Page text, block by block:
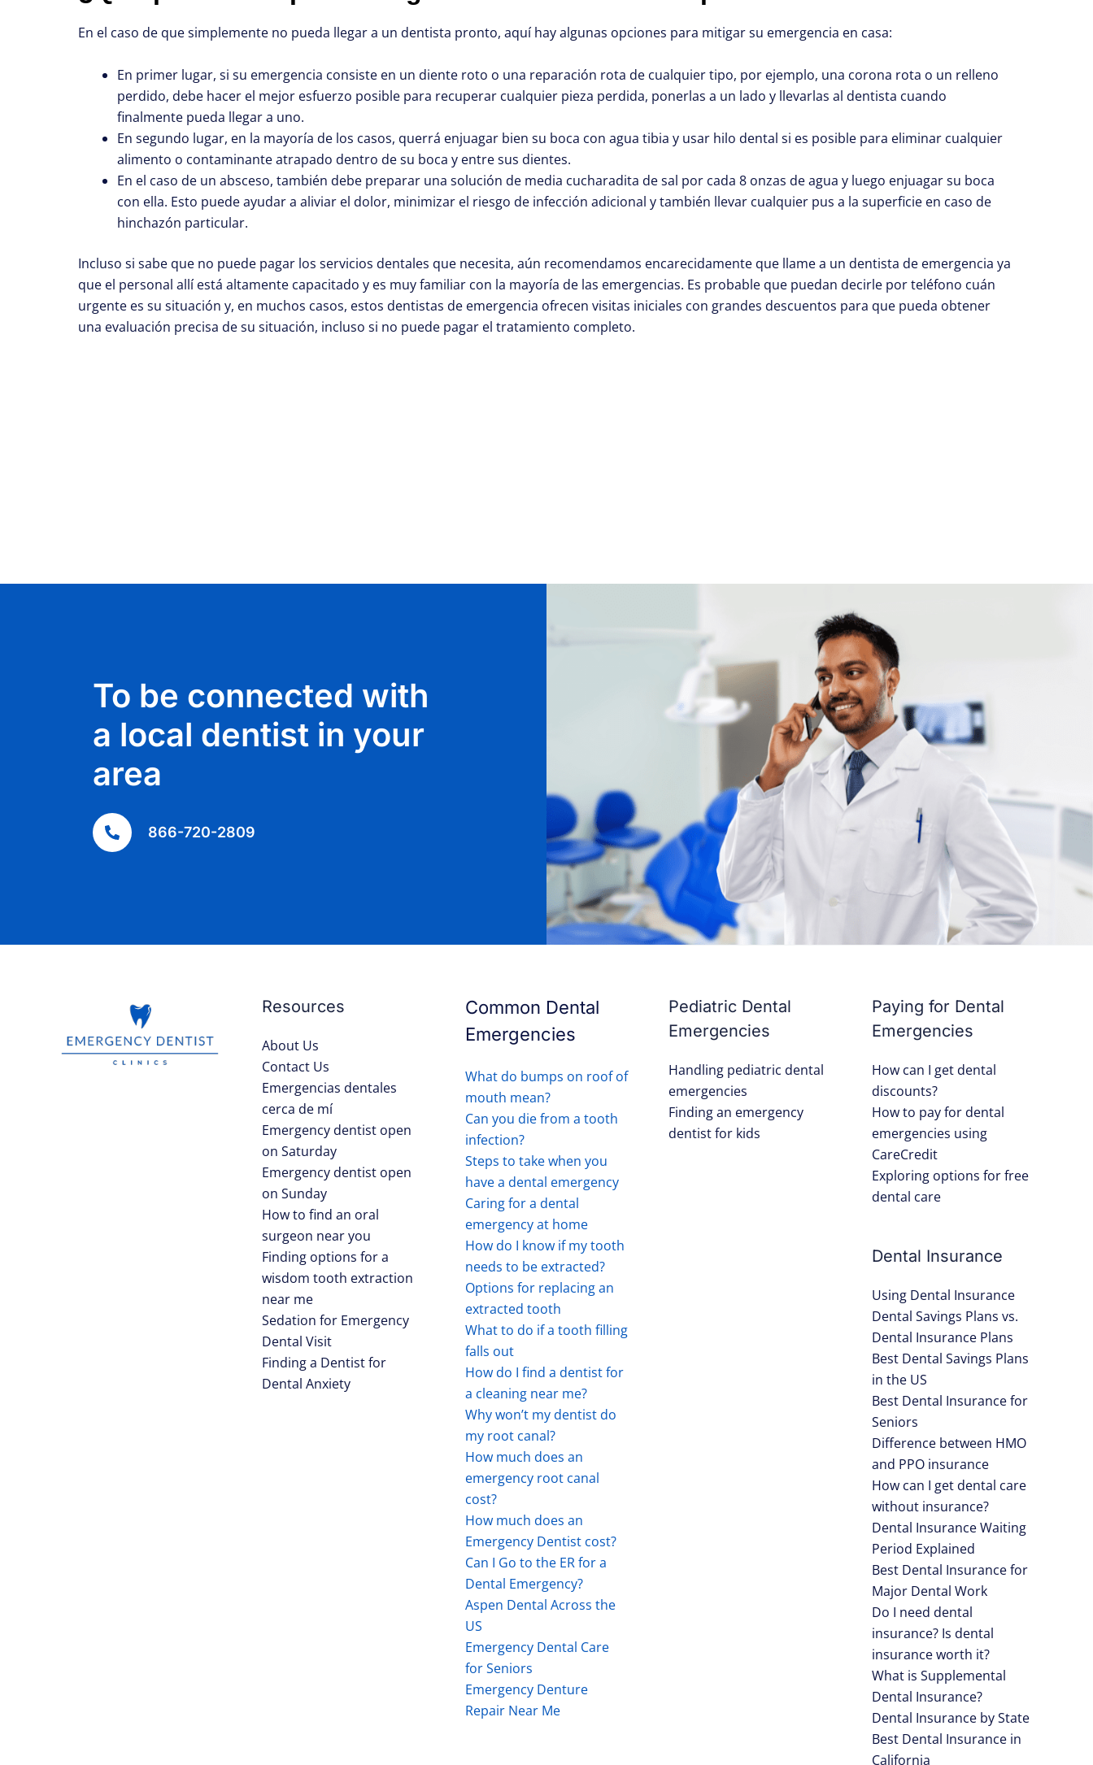
En el caso de que simplemente no pueda llegar a un dentista pronto, aquí hay algunas opciones para mitigar su emergencia en casa:
En primer lugar, si su emergencia consiste en un diente roto o una reparación rota de cualquier tipo, por ejemplo, una corona rota o un relleno
perdido, debe hacer el mejor esfuerzo posible para recuperar cualquier pieza perdida, ponerlas a un lado y llevarlas al dentista cuando
finalmente pueda llegar a uno.
En segundo lugar, en la mayoría de los casos, querrá enjuagar bien su boca con agua tibia y usar hilo dental si es posible para eliminar cualquier
alimento o contaminante atrapado dentro de su boca y entre sus dientes.
En el caso de un absceso, también debe preparar una solución de media cucharadita de sal por cada 8 onzas de agua y luego enjuagar su boca
con ella. Esto puede ayudar a aliviar el dolor, minimizar el riesgo de infección adicional y también llevar cualquier pus a la superficie en caso de
hinchazón particular.
Incluso si sabe que no puede pagar los servicios dentales que necesita, aún recomendamos encarecidamente que llame a un dentista de emergencia ya
que el personal allí está altamente capacitado y es muy familiar con la mayoría de las emergencias. Es probable que puedan decirle por teléfono cuán
urgente es su situación y, en muchos casos, estos dentistas de emergencia ofrecen visitas iniciales con grandes descuentos para que pueda obtener
una evaluación precisa de su situación, incluso si no puede pagar el tratamiento completo.
To be connected with
a local dentist in your
area
866-720-2809
Resources
About Us
Contact Us
Emergencias dentales
cerca de mí
Emergency dentist open
on Saturday
Emergency dentist open
on Sunday
How to find an oral
surgeon near you
Finding options for a
wisdom tooth extraction
near me
Sedation for Emergency
Dental Visit
Finding a Dentist for
Dental Anxiety
Common Dental
Emergencies
What do bumps on roof of
mouth mean?
Can you die from a tooth
infection?
Steps to take when you
have a dental emergency
Caring for a dental
emergency at home
How do I know if my tooth
needs to be extracted?
Options for replacing an
extracted tooth
What to do if a tooth filling
falls out
How do I find a dentist for
a cleaning near me?
Why won’t my dentist do
my root canal?
How much does an
emergency root canal
cost?
How much does an
Emergency Dentist cost?
Can I Go to the ER for a
Dental Emergency?
Aspen Dental Across the
US
Emergency Dental Care
for Seniors
Emergency Denture
Repair Near Me
Pediatric Dental
Emergencies
Handling pediatric dental
emergencies
Finding an emergency
dentist for kids
Paying for Dental
Emergencies
How can I get dental
discounts?
How to pay for dental
emergencies using
CareCredit
Exploring options for free
dental care
Dental Insurance
Using Dental Insurance
Dental Savings Plans vs.
Dental Insurance Plans
Best Dental Savings Plans
in the US
Best Dental Insurance for
Seniors
Difference between HMO
and PPO insurance
How can I get dental care
without insurance?
Dental Insurance Waiting
Period Explained
Best Dental Insurance for
Major Dental Work
Do I need dental
insurance? Is dental
insurance worth it?
What is Supplemental
Dental Insurance?
Dental Insurance by State
Best Dental Insurance in
California